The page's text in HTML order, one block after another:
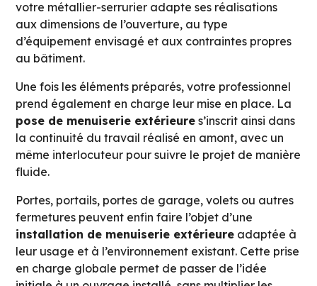
votre métallier-serrurier adapte ses réalisations
aux dimensions de l’ouverture, au type
d’équipement envisagé et aux contraintes propres
au bâtiment.
Une fois les éléments préparés, votre professionnel
prend également en charge leur mise en place. La
pose de menuiserie extérieure s’inscrit ainsi dans
la continuité du travail réalisé en amont, avec un
même interlocuteur pour suivre le projet de manière
fluide.
Portes, portails, portes de garage, volets ou autres
fermetures peuvent enfin faire l’objet d’une
installation de menuiserie extérieure adaptée à
leur usage et à l’environnement existant. Cette prise
en charge globale permet de passer de l’idée